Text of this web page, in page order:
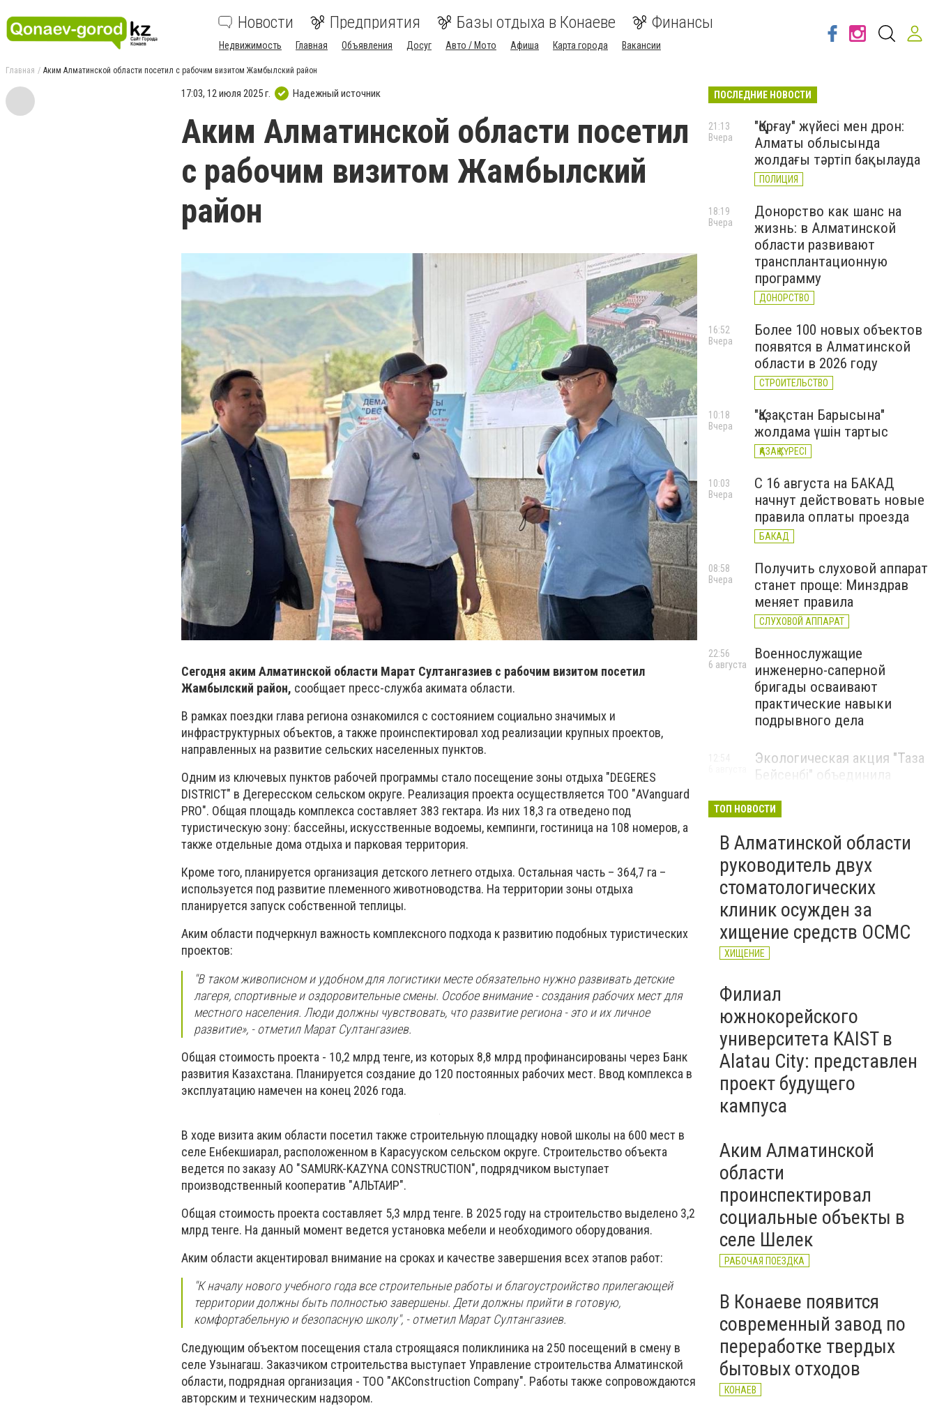
Новости Предприятия Базы отдыха в Конаеве Финансы
Недвижимость Главная Объявления Досуг Авто / Мото Афиша Карта города Вакансии
Главная Аким Алматинской области посетил с рабочим визитом Жамбылский район
17:03, 12 июля 2025 г. Надежный источник
Аким Алматинской области посетил
с рабочим визитом Жамбылский
район
Сегодня аким Алматинской области Марат Султангазиев с рабочим визитом посетил
Жамбылский район, сообщает пресс-служба акимата области.
В рамках поездки глава региона ознакомился с состоянием социально значимых и
инфраструктурных объектов, а также проинспектировал ход реализации крупных проектов,
направленных на развитие сельских населенных пунктов.
Одним из ключевых пунктов рабочей программы стало посещение зоны отдыха "DEGERES
DISTRICT" в Дегересском сельском округе. Реализация проекта осуществляется ТОО "AVanguard
PRO". Общая площадь комплекса составляет 383 гектара. Из них 18,3 га отведено под
туристическую зону: бассейны, искусственные водоемы, кемпинги, гостиница на 108 номеров, а
также отдельные дома отдыха и парковая территория.
Кроме того, планируется организация детского летнего отдыха. Остальная часть – 364,7 га –
используется под развитие племенного животноводства. На территории зоны отдыха
планируется запуск собственной теплицы.
Аким области подчеркнул важность комплексного подхода к развитию подобных туристических
проектов:
"В таком живописном и удобном для логистики месте обязательно нужно развивать детские
лагеря, спортивные и оздоровительные смены. Особое внимание - создания рабочих мест для
местного населения. Люди должны чувствовать, что развитие региона - это и их личное
развитие», - отметил Марат Султангазиев.
Общая стоимость проекта - 10,2 млрд тенге, из которых 8,8 млрд профинансированы через Банк
развития Казахстана. Планируется создание до 120 постоянных рабочих мест. Ввод комплекса в
эксплуатацию намечен на конец 2026 года.
В ходе визита аким области посетил также строительную площадку новой школы на 600 мест в
селе Енбекшиарал, расположенном в Карасууском сельском округе. Строительство объекта
ведется по заказу АО "SAMURK-KAZYNA CONSTRUCTION", подрядчиком выступает
производственный кооператив "АЛЬТАИР".
Общая стоимость проекта составляет 5,3 млрд тенге. В 2025 году на строительство выделено 3,2
млрд тенге. На данный момент ведется установка мебели и необходимого оборудования.
Аким области акцентировал внимание на сроках и качестве завершения всех этапов работ:
"К началу нового учебного года все строительные работы и благоустроийство прилегающей
территории должны быть полностью завершены. Дети должны прийти в готовую,
комфортабельную и безопасную школу", - отметил Марат Султангазиев.
Следующим объектом посещения стала строящаяся поликлиника на 250 посещений в смену в
селе Узынагаш. Заказчиком строительства выступает Управление строительства Алматинской
области, подрядная организация - ТОО "AKConstruction Company". Работы также сопровождаются
авторским и техническим надзором.
ПОСЛЕДНИЕ НОВОСТИ
"Қорғау" жүйесі мен дрон:
Алматы облысында
жолдағы тәртіп бақылауда
ПОЛИЦИЯ
21:13
Вчера
Донорство как шанс на
жизнь: в Алматинской
области развивают
трансплантационную
программу
ДОНОРСТВО
18:19
Вчера
Более 100 новых объектов
появятся в Алматинской
области в 2026 году
СТРОИТЕЛЬСТВО
16:52
Вчера
"Қазақстан Барысына"
жолдама үшін тартыс
ҚАЗАҚ КҮРЕСІ
10:18
Вчера
С 16 августа на БАКАД
начнут действовать новые
правила оплаты проезда
БАКАД
10:03
Вчера
Получить слуховой аппарат
станет проще: Минздрав
меняет правила
СЛУХОВОЙ АППАРАТ
08:58
Вчера
Военнослужащие
инженерно-саперной
бригады осваивают
практические навыки
подрывного дела
22:56
6 августа
Экологическая акция "Таза
Бейсенбі" объединила
Алматинской области
ТОП НОВОСТИ
В Алматинской области
руководитель двух
стоматологических
клиник осужден за
хищение средств ОСМС
ХИЩЕНИЕ
Филиал
южнокорейского
университета KAIST в
Alatau City: представлен
проект будущего
кампуса
Аким Алматинской
области
проинспектировал
социальные объекты в
селе Шелек
РАБОЧАЯ ПОЕЗДКА
В Конаеве появится
современный завод по
переработке твердых
бытовых отходов
КОНАЕВ